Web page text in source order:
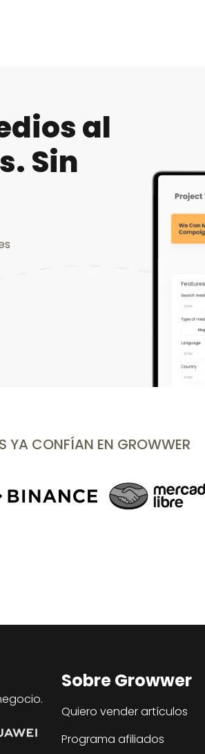
al
Sin
YA CONFÍAN EN GROWWER
Sobre Growwer
Quiero vender artículos
Programa afiliados